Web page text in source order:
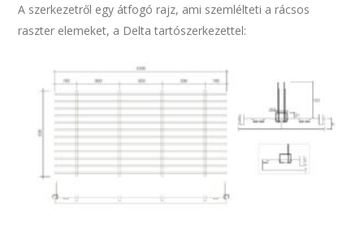
A szerkezetről egy átfogó rajz, ami szemlélteti a rácsos
raszter elemeket, a Delta tartószerkezettel: